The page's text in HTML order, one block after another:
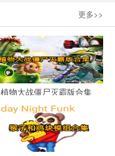
更多>>
植物大战僵尸灭霸版合集